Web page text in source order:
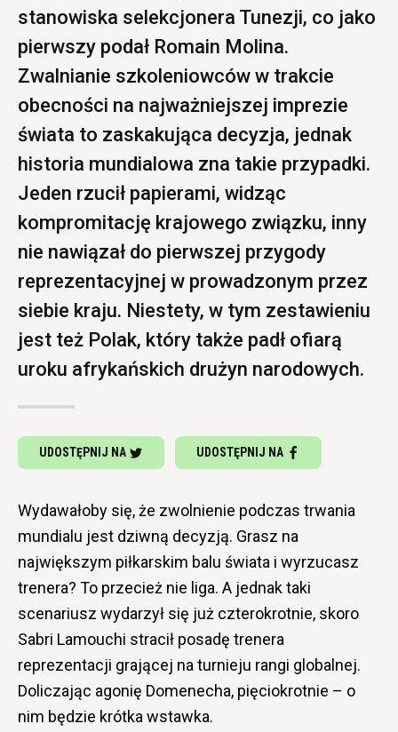
stanowiska selekcjonera Tunezji, co jako
pierwszy podał Romain Molina.
Zwalnianie szkoleniowców w trakcie
obecności na najważniejszej imprezie
świata to zaskakująca decyzja, jednak
historia mundialowa zna takie przypadki.
Jeden rzucił papierami, widząc
kompromitację krajowego związku, inny
nie nawiązał do pierwszej przygody
reprezentacyjnej w prowadzonym przez
siebie kraju. Niestety, w tym zestawieniu
jest też Polak, który także padł ofiarą
uroku afrykańskich drużyn narodowych.
UDOSTĘPNIJ NA UDOSTĘPNIJ NA
Wydawałoby się, że zwolnienie podczas trwania
mundialu jest dziwną decyzją. Grasz na
największym piłkarskim balu świata i wyrzucasz
trenera? To przecież nie liga. A jednak taki
scenariusz wydarzył się już czterokrotnie, skoro
Sabri Lamouchi stracił posadę trenera
reprezentacji grającej na turnieju rangi globalnej.
Doliczając agonię Domenecha, pięciokrotnie – o
nim będzie krótka wstawka.